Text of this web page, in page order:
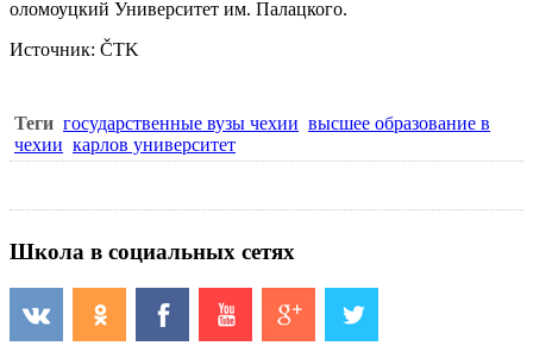
оломоуцкий Университет им. Палацкого.
Источник: ČTK
Теги государственные вузы чехии высшее образование в
чехии карлов университет
Школа в социальных сетях